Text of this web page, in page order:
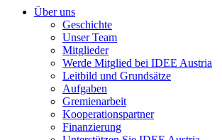
Über uns
Geschichte
Unser Team
Mitglieder
Werde Mitglied bei IDEE Austria
Leitbild und Grundsätze
Aufgaben
Gremienarbeit
Kooperationspartner
Finanzierung